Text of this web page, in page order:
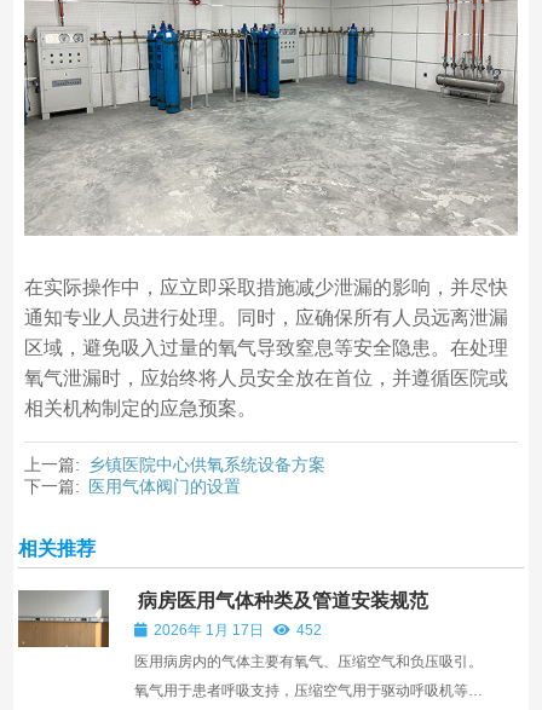
在实际操作中，应立即采取措施减少泄漏的影响，并尽快
通知专业人员进行处理。同时，应确保所有人员远离泄漏
区域，避免吸入过量的氧气导致窒息等安全隐患。在处理
氧气泄漏时，应始终将人员安全放在首位，并遵循医院或
相关机构制定的应急预案。
上一篇:
乡镇医院中心供氧系统设备方案
下一篇:
医用气体阀门的设置
相关推荐
病房医用气体种类及管道安装规范
2026年 1月 17日
452
医用病房内的气体主要有氧气、压缩空气和负压吸引。
氧气用于患者呼吸支持，压缩空气用于驱动呼吸机等设